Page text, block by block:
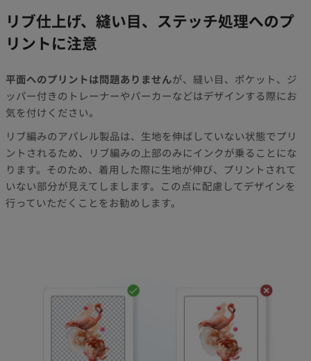
リブ仕上げ、縫い目、ステッチ処理へのプ
リントに注意
平面へのプリントは問題ありませんが、縫い目、ポケット、ジ
ッパー付きのトレーナーやパーカーなどはデザインする際にお
気を付けください。
リブ編みのアパレル製品は、生地を伸ばしていない状態でプリ
ントされるため、リブ編みの上部のみにインクが乗ることにな
ります。そのため、着用した際に生地が伸び、プリントされて
いない部分が見えてしまします。この点に配慮してデザインを
行っていただくことをお勧めします。